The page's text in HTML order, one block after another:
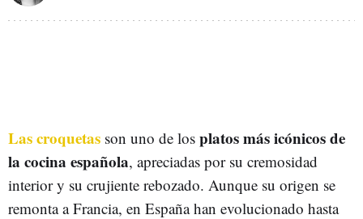
Las croquetas son uno de los platos más icónicos de
la cocina española, apreciadas por su cremosidad
interior y su crujiente rebozado. Aunque su origen se
remonta a Francia, en España han evolucionado hasta